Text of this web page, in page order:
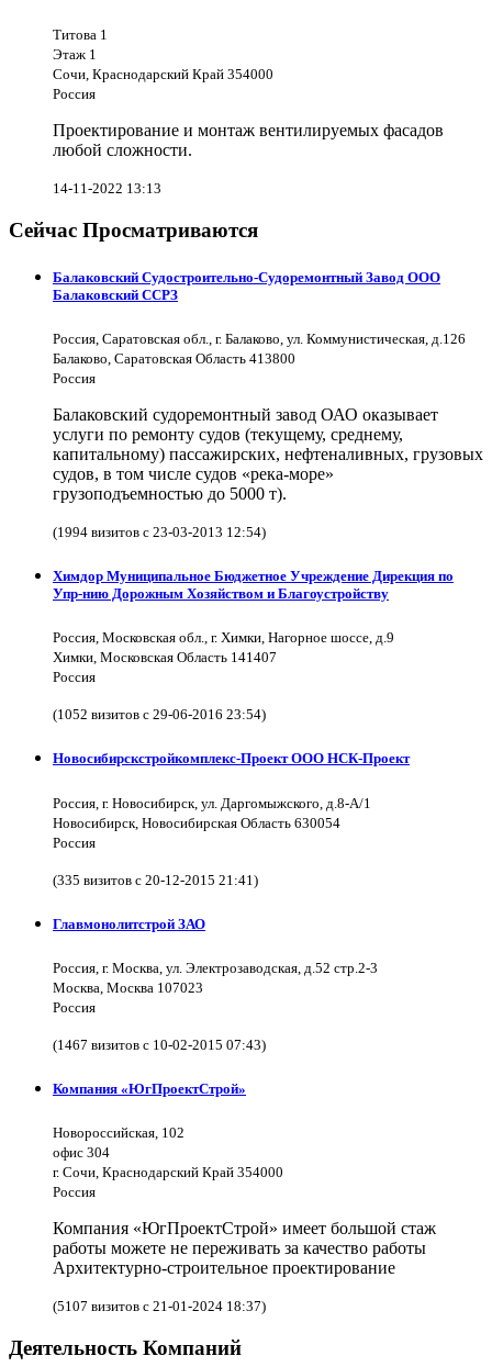
Титова 1
Этаж 1
Сочи, Краснодарский Край 354000
Россия
Проектирование и монтаж вентилируемых фасадов
любой сложности.
14-11-2022 13:13
Сейчас Просматриваются
Балаковский Судостроительно-Судоремонтный Завод ООО
Балаковский ССРЗ
Россия, Саратовская обл., г. Балаково, ул. Коммунистическая, д.126
Балаково, Саратовская Область 413800
Россия
Балаковский судоремонтный завод ОАО оказывает
услуги по ремонту судов (текущему, среднему,
капитальному) пассажирских, нефтеналивных, грузовых
судов, в том числе судов «река-море»
грузоподъемностью до 5000 т).
(1994 визитов с 23-03-2013 12:54)
Химдор Муниципальное Бюджетное Учреждение Дирекция по
Упр-нию Дорожным Хозяйством и Благоустройству
Россия, Московская обл., г. Химки, Нагорное шоссе, д.9
Химки, Московская Область 141407
Россия
(1052 визитов с 29-06-2016 23:54)
Новосибирскстройкомплекс-Проект ООО НСК-Проект
Россия, г. Новосибирск, ул. Даргомыжского, д.8-А/1
Новосибирск, Новосибирская Область 630054
Россия
(335 визитов с 20-12-2015 21:41)
Главмонолитстрой ЗАО
Россия, г. Москва, ул. Электрозаводская, д.52 стр.2-3
Москва, Москва 107023
Россия
(1467 визитов с 10-02-2015 07:43)
Компания «ЮгПроектСтрой»
Новороссийская, 102
офис 304
г. Сочи, Краснодарский Край 354000
Россия
Компания «ЮгПроектСтрой» имеет большой стаж
работы можете не переживать за качество работы
Архитектурно-строительное проектирование
(5107 визитов с 21-01-2024 18:37)
Деятельность Компаний